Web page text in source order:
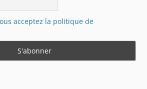
acceptez la politique de